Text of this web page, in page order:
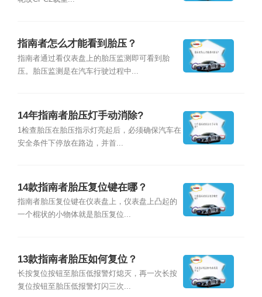
指南者怎么才能看到胎压？
指南者通过看仪表盘上的胎压监测即可看到胎
压。胎压监测是在汽车行驶过程中...
14年指南者胎压灯手动消除?
1检查胎压在胎压指示灯亮起后，必须确保汽车在
安全条件下停放在路边，并首...
14款指南者胎压复位键在哪？
指南者胎压复位键在仪表盘上，仪表盘上凸起的
一个棍状的小物体就是胎压复位...
13款指南者胎压如何复位？
长按复位按钮至胎压低报警灯熄灭，再一次长按
复位按钮至胎压低报警灯闪三次...